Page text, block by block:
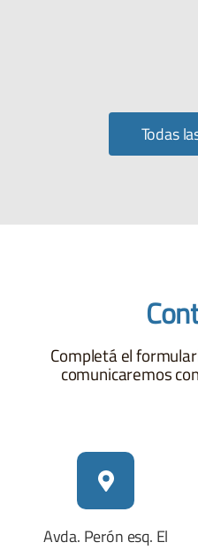
Todas
Completá el
comunicaremos
Avda. Perón esq. El